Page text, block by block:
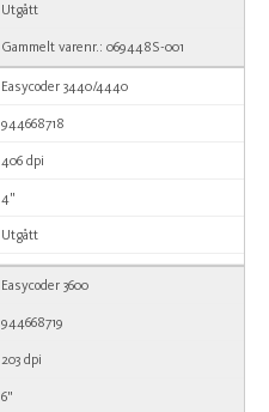
Utgått
Gammelt varenr.: 069448S-001
Easycoder 3440/4440
944668718
406 dpi
4"
Utgått
Easycoder 3600
944668719
203 dpi
6"